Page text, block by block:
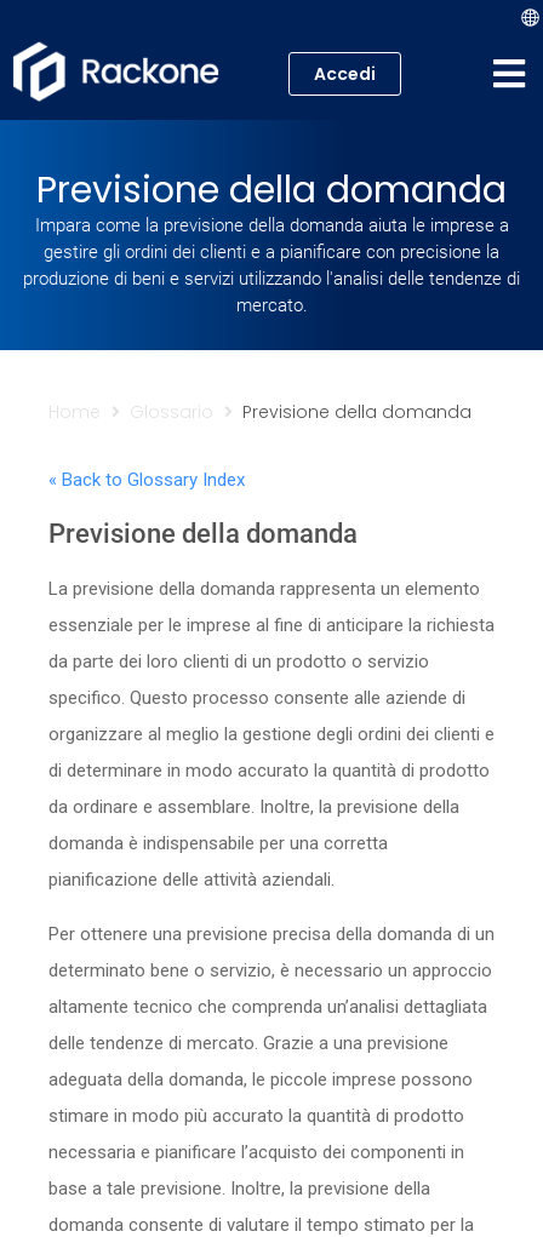
VPS
Cloud
Servizi
Accedi
Previsione della domanda
Impara come la previsione della domanda aiuta le imprese a
gestire gli ordini dei clienti e a pianificare con precisione la
produzione di beni e servizi utilizzando l'analisi delle tendenze di
mercato.
Home Glossario Previsione della domanda
« Back to Glossary Index
Previsione della domanda
La previsione della domanda rappresenta un elemento
essenziale per le imprese al fine di anticipare la richiesta
da parte dei loro clienti di un prodotto o servizio
specifico. Questo processo consente alle aziende di
organizzare al meglio la gestione degli ordini dei clienti e
di determinare in modo accurato la quantità di prodotto
da ordinare e assemblare. Inoltre, la previsione della
domanda è indispensabile per una corretta
pianificazione delle attività aziendali.
Per ottenere una previsione precisa della domanda di un
determinato bene o servizio, è necessario un approccio
altamente tecnico che comprenda un’analisi dettagliata
delle tendenze di mercato. Grazie a una previsione
adeguata della domanda, le piccole imprese possono
stimare in modo più accurato la quantità di prodotto
necessaria e pianificare l’acquisto dei componenti in
base a tale previsione. Inoltre, la previsione della
domanda consente di valutare il tempo stimato per la